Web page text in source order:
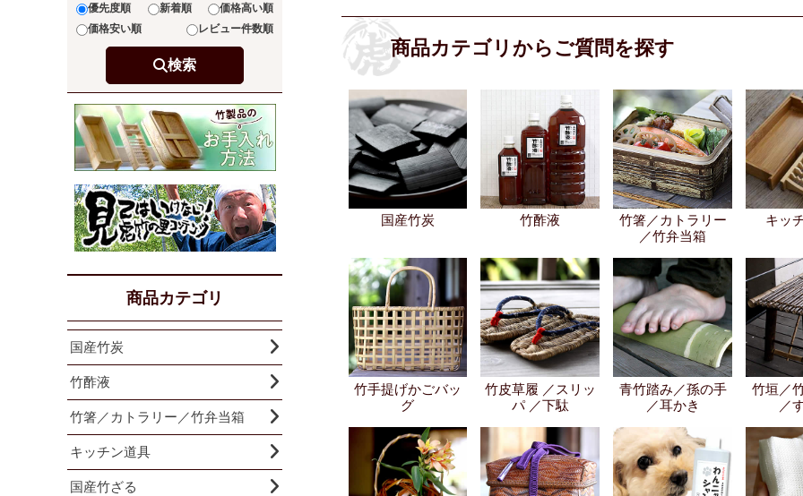
商品カテゴリからご質問を探す
国産竹炭 竹酢液
竹箸／カトラリー
／竹弁当箱
キッ
竹手提げかごバッ
グ
竹皮草履 ／スリッ
パ ／下駄
青竹踏み／孫の手
／耳かき
竹垣／
／
優先度順 新着順
価格高い順
価格安い順
レビュー件数順
検索
商品カテゴリ
国産竹炭
竹酢液
竹箸／カトラリー／竹弁当箱
キッチン道具
国産竹ざる